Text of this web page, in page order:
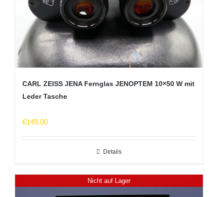
CARL ZEISS JENA Fernglas JENOPTEM 10×50 W mit
Leder Tasche
€149.00
Details
Nicht auf Lager